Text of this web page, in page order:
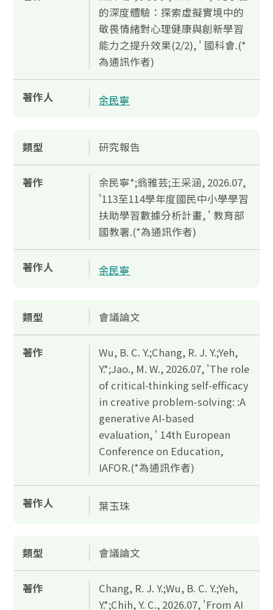
的深度體驗：探索虛擬實境中的
敬畏情緒對心理健康與創新學習
能力之提升效果(2/2), ' 國科會.(*
為通訊作者)
著作人 余民寧
類型 研究報告
著作
余民寧*;翁雅芸;王采涵, 2026.07,
'113至114學年度國民中小學學習
扶助學習數據分析計畫, ' 教育部
國教署.(*為通訊作者)
著作人 余民寧
類型 會議論文
著作
Wu, B. C. Y.;Chang, R. J. Y.;Yeh,
Y.*;Jao., M. W., 2026.07, 'The role
of critical-thinking self-efficacy
in creative problem-solving: :A
generative AI-based
evaluation, ' 14th European
Conference on Education,
IAFOR.(*為通訊作者)
著作人 葉玉珠
類型 會議論文
著作
Chang, R. J. Y.;Wu, B. C. Y.;Yeh,
Y.*;Chih, Y. C., 2026.07, 'From AI